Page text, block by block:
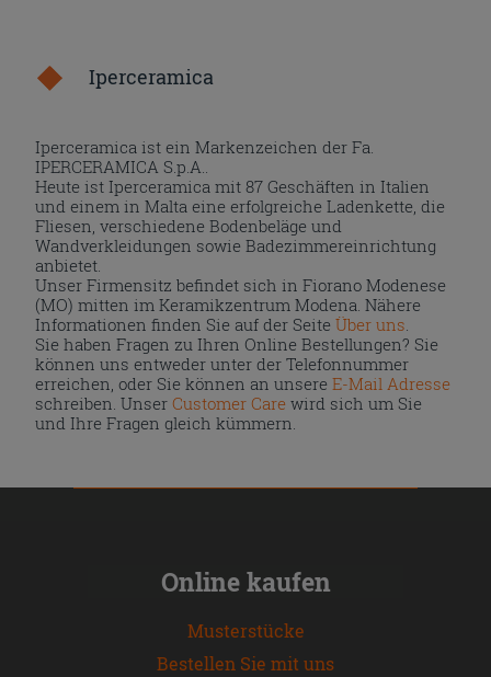
Iperceramica
Iperceramica ist ein Markenzeichen der Fa.
IPERCERAMICA S.p.A..
Heute ist Iperceramica mit 87 Geschäften in Italien
und einem in Malta eine erfolgreiche Ladenkette, die
Fliesen, verschiedene Bodenbeläge und
Wandverkleidungen sowie Badezimmereinrichtung
anbietet.
Unser Firmensitz befindet sich in Fiorano Modenese
(MO) mitten im Keramikzentrum Modena. Nähere
Informationen finden Sie auf der Seite Über uns
Sie haben Fragen zu Ihren Online Bestellungen? Sie
können uns entweder unter der Telefonnummer
erreichen, oder Sie können an unsereE-Mail Adresse
schreiben. UnserCustomer Care wird sich um Sie
und Ihre Fragen gleich kümmern.
Online kaufen
Musterstücke
Bestellen Sie mit uns